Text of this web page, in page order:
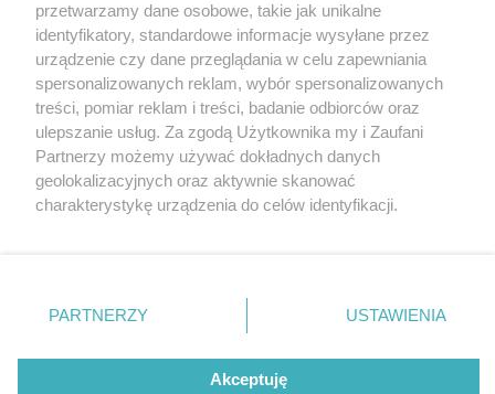
4 / 0
Nie zapomnij
zapoznać się z:
polityką prywatności regulamin korzystania z portali
Twojemiasto
Piekary Śląskie
Chorzów
Tarnowskie Góry
Gliwice
Skontakuj sięz nami
Kontakt
Wydawca
Redakcja
przetwarzamy dane osobowe, takie jak unikalne
identyfikatory, standardowe informacje wysyłane przez
urządzenie czy dane przeglądania w celu zapewniania
spersonalizowanych reklam, wybór spersonalizowanych
treści, pomiar reklam i treści, badanie odbiorców oraz
ulepszanie usług. Za zgodą Użytkownika my i Zaufani
Partnerzy możemy używać dokładnych danych
geolokalizacyjnych oraz aktywnie skanować
charakterystykę urządzenia do celów identyfikacji.
zmienić/wycofać klikając przycisk ustawień prywatności
znajdujący się w lewym dolnym rogu strony
rodzaje przetwarzania danych nie wymagają zgody
użytkownika, ale masz prawo sprzeciwić się takiemu
PARTNERZY USTAWIENIA
Akceptuję